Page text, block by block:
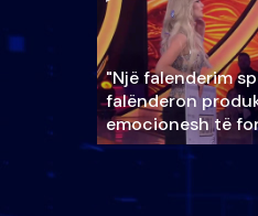
"Një falenderim
falënderon
emocionesh të